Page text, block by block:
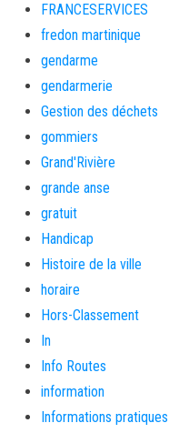
FRANCESERVICES
fredon martinique
gendarme
gendarmerie
Gestion des déchets
gommiers
Grand'Rivière
grande anse
gratuit
Handicap
Histoire de la ville
horaire
Hors-Classement
In
Info Routes
information
Informations pratiques